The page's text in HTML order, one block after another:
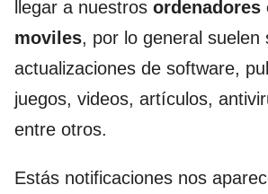
llegar a nuestros
moviles, por lo general suelen
actualizaciones de software,
juegos, videos, artículos,
entre otros.
Estás notificaciones nos